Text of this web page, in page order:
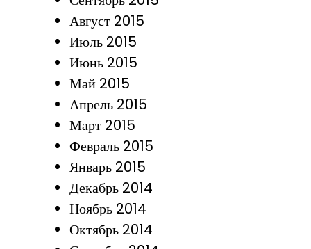
Август 2015
Июль 2015
Июнь 2015
Май 2015
Апрель 2015
Март 2015
Февраль 2015
Январь 2015
Декабрь 2014
Ноябрь 2014
Октябрь 2014